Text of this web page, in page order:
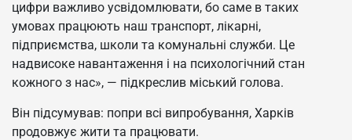
цифри важливо усвідомлювати, бо саме в таких
умовах працюють наш транспорт, лікарні,
підприємства, школи та комунальні служби. Це
надвисоке навантаження і на психологічний стан
кожного з нас», — підкреслив міський голова.
Він підсумував: попри всі випробування, Харків
продовжує жити та працювати.